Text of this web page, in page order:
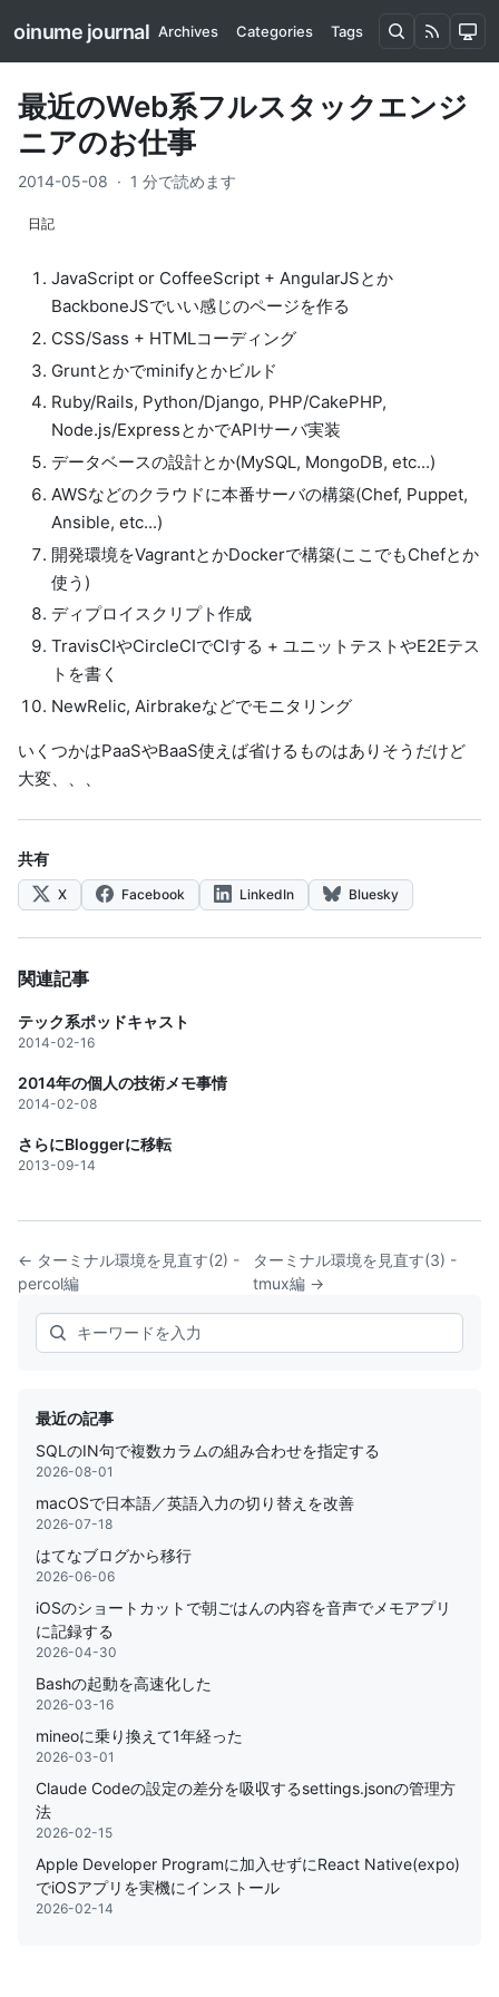
oinume journal Archives Categories Tags
最近のWeb系フルスタックエンジ
ニアのお仕事
2014-05-08 · 1 分で読めます
日記
JavaScript or CoffeeScript + AngularJSとか
BackboneJSでいい感じのページを作る
CSS/Sass + HTMLコーディング
Gruntとかでminifyとかビルド
Ruby/Rails, Python/Django, PHP/CakePHP,
Node.js/ExpressとかでAPIサーバ実装
データベースの設計とか(MySQL, MongoDB, etc...)
AWSなどのクラウドに本番サーバの構築(Chef, Puppet,
Ansible, etc...)
開発環境をVagrantとかDockerで構築(ここでもChefとか
使う)
ディプロイスクリプト作成
TravisCIやCircleCIでCIする + ユニットテストやE2Eテス
トを書く
NewRelic, Airbrakeなどでモニタリング
いくつかはPaaSやBaaS使えば省けるものはありそうだけど
大変、、、
共有
X Facebook LinkedIn Bluesky
関連記事
テック系ポッドキャスト
2014-02-16
2014年の個人の技術メモ事情
2014-02-08
さらにBloggerに移転
2013-09-14
← ターミナル環境を見直す(2) -
percol編
ターミナル環境を見直す(3) -
tmux編 →
Search
最近の記事
SQLのIN句で複数カラムの組み合わせを指定する
2026-08-01
macOSで日本語／英語入力の切り替えを改善
2026-07-18
はてなブログから移行
2026-06-06
iOSのショートカットで朝ごはんの内容を音声でメモアプリ
に記録する
2026-04-30
Bashの起動を高速化した
2026-03-16
mineoに乗り換えて1年経った
2026-03-01
Claude Codeの設定の差分を吸収するsettings.jsonの管理方
法
2026-02-15
Apple Developer Programに加入せずにReact Native(expo)
でiOSアプリを実機にインストール
2026-02-14